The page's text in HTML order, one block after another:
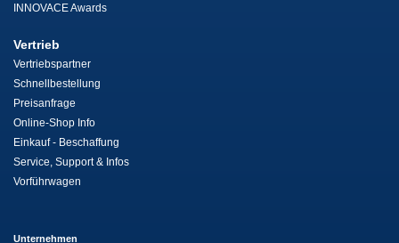
INNOVACE Awards
Vertrieb
Vertriebspartner
Schnellbestellung
Preisanfrage
Online-Shop Info
Einkauf - Beschaffung
Service, Support & Infos
Vorführwagen
Unternehmen